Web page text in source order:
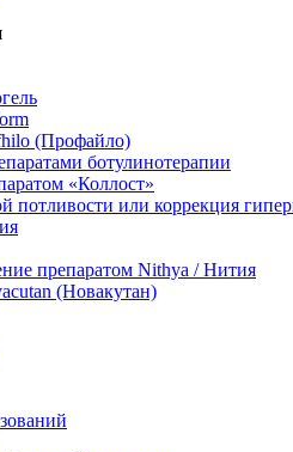
(Профайло)
ботулинотерапии
«Коллост»
или коррекция
препаратом Nithya / Нития
(Новакутан)